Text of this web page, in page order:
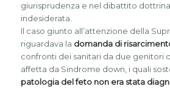
giurisprudenza e nel dibattito
indesiderata.
Il caso giunto all’attenzione della
riguardava la domanda di
confronti dei sanitari da due genitori
affetta da Sindrome down, i quali
patologia del feto non era stata